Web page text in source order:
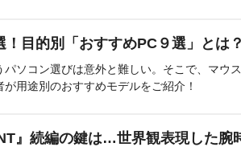
！目的別「おすすめPC９選」とは？
パソコン選びは意外と難しい。そこで、マウ
が用途別のおすすめモデルをご紹介！
』続編の鍵は…世界観表現した腕